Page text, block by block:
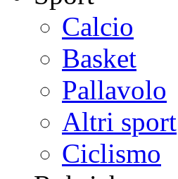
Calcio
Basket
Pallavolo
Altri sport
Ciclismo